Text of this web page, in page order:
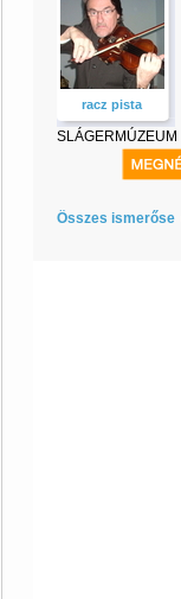
racz pista
SLÁGERMÚZEUM
Összes ismerőse